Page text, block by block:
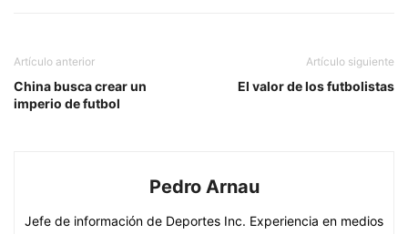
Artículo anterior
China busca crear un
imperio de futbol
Artículo siguiente
El valor de los futbolistas
Pedro Arnau
Jefe de información de Deportes Inc. Experiencia en medios